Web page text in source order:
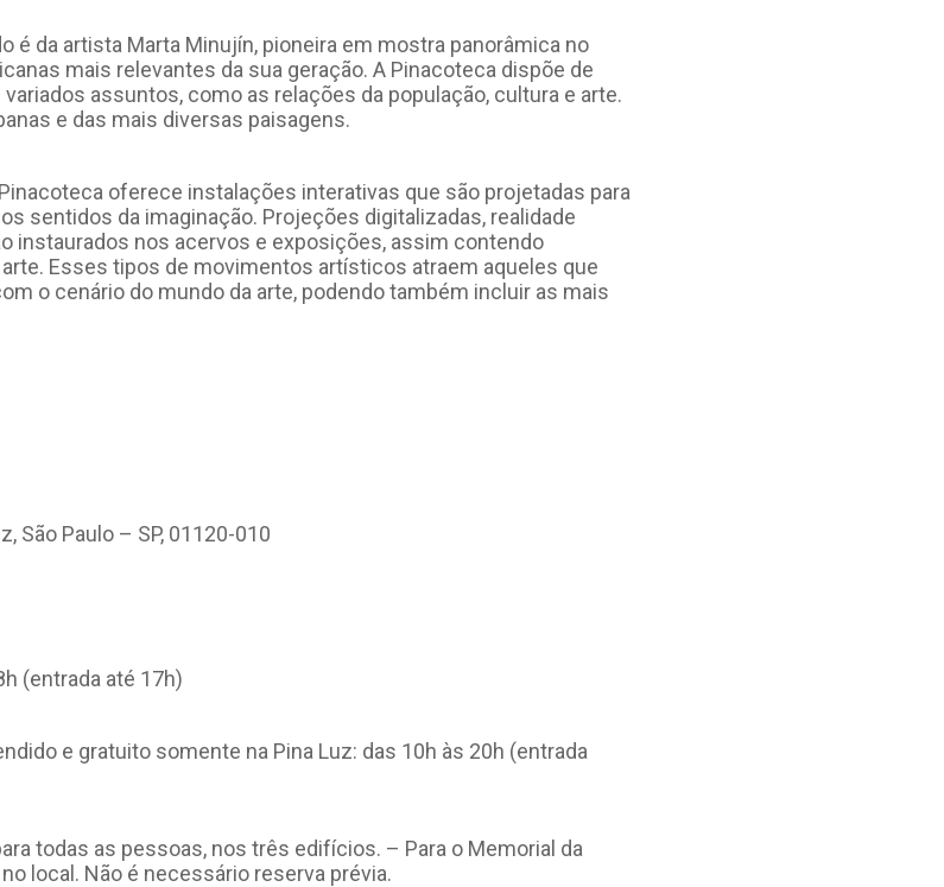
é da artista Marta Minujín, pioneira em mostra panorâmica no
mais relevantes da sua geração. A Pinacoteca dispõe de
assuntos, como as relações da população, cultura e arte.
e das mais diversas paisagens.
oferece instalações interativas que são projetadas para
sentidos da imaginação. Projeções digitalizadas, realidade
instaurados nos acervos e exposições, assim contendo
Esses tipos de movimentos artísticos atraem aqueles que
o cenário do mundo da arte, podendo também incluir as mais
São Paulo – SP, 01120-010
(entrada até 17h)
e gratuito somente na Pina Luz: das 10h às 20h (entrada
todas as pessoas, nos três edifícios. – Para o Memorial da
local. Não é necessário reserva prévia.